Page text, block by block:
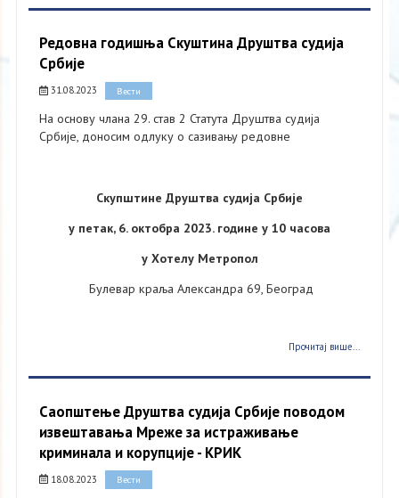
Редовна годишња Скуштина Друштва судија
Србије
31.08.2023 Вести
На основу члана 29. став 2 Статута Друштва судија
Србије, доносим одлуку о сазивању редовне
Скупштине Друштва судија Србије
у петак, 6. октобра 2023. године у 10 часова
у Хотелу Метропол
Булевар краља Александра 69, Београд
Прочитај више...
Саопштење Друштва судија Србије поводом
извештавања Мреже за истраживање
криминала и корупције - КРИК
18.08.2023 Вести